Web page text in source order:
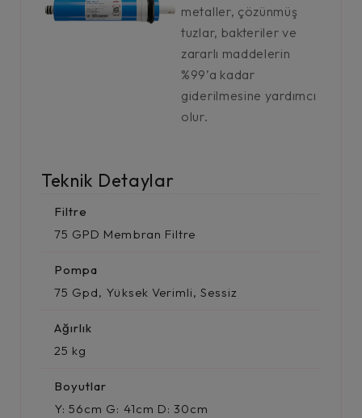
metaller, çözünmüş
tuzlar, bakteriler ve
zararlı maddelerin
%99’a kadar
giderilmesine yardımcı
olur.
Teknik Detaylar
Filtre
75 GPD Membran Filtre
Pompa
75 Gpd, Yüksek Verimli, Sessiz
Ağırlık
25 kg
Boyutlar
Y: 56cm G: 41cm D: 30cm